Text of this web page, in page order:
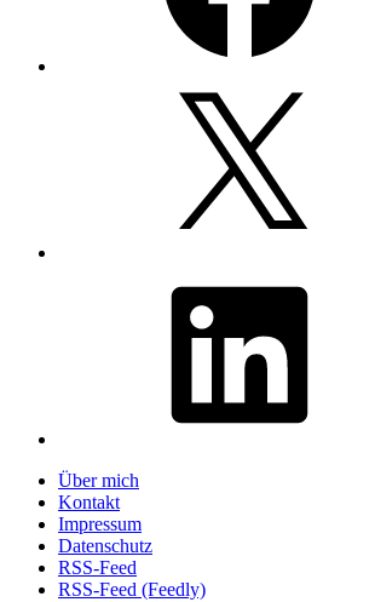
Über mich
Kontakt
Impressum
Datenschutz
RSS-Feed
RSS-Feed (Feedly)